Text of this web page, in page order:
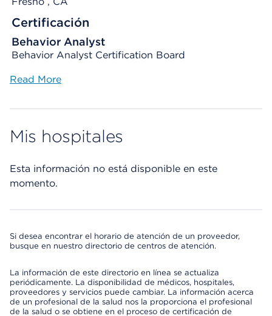
Certificación
Behavior Analyst
Behavior Analyst Certification Board
Read More
Mis hospitales
Esta información no está disponible en este
momento.
Si desea encontrar el horario de atención de un proveedor,
busque en nuestro directorio de centros de atención.
La información de este directorio en línea se actualiza
periódicamente. La disponibilidad de médicos, hospitales,
proveedores y servicios puede cambiar. La información acerca
de un profesional de la salud nos la proporciona el profesional
de la salud o se obtiene en el proceso de certificación de